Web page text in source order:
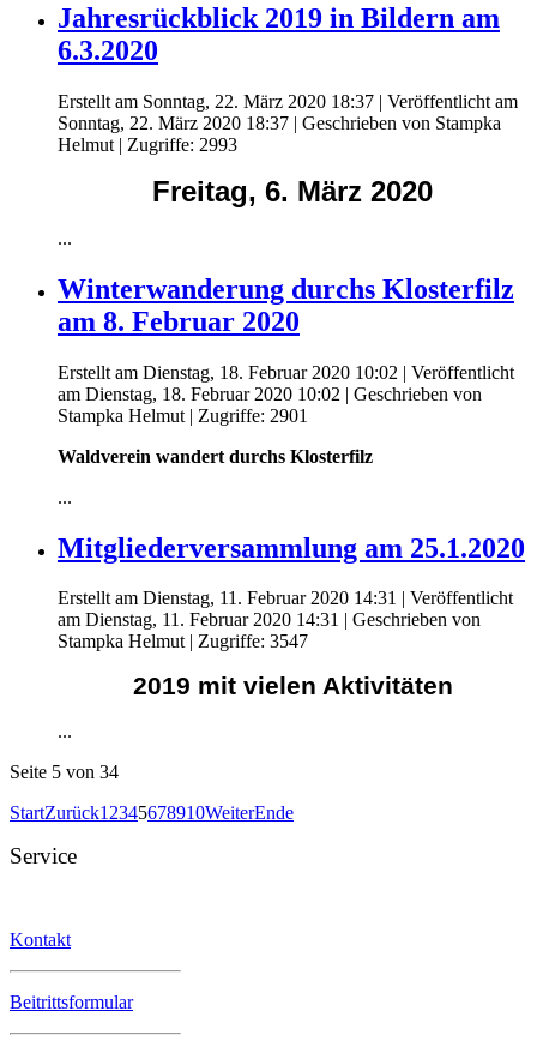
Jahresrückblick 2019 in Bildern am
6.3.2020
Erstellt am Sonntag, 22. März 2020 18:37 | Veröffentlicht am
Sonntag, 22. März 2020 18:37 | Geschrieben von Stampka
Helmut | Zugriffe: 2993
Freitag, 6. März 2020
...
Winterwanderung durchs Klosterfilz
am 8. Februar 2020
Erstellt am Dienstag, 18. Februar 2020 10:02 | Veröffentlicht
am Dienstag, 18. Februar 2020 10:02 | Geschrieben von
Stampka Helmut | Zugriffe: 2901
Waldverein wandert durchs Klosterfilz
...
Mitgliederversammlung am 25.1.2020
Erstellt am Dienstag, 11. Februar 2020 14:31
Veröffentlicht
am Dienstag, 11. Februar 2020 14:31
Geschrieben von
Stampka Helmut| Zugriffe: 3547
2019 mit vielen Aktivitäten
...
Seite 5 von 34
StartZurück12345678910WeiterEnde
Service
Kontakt
Beitrittsformular